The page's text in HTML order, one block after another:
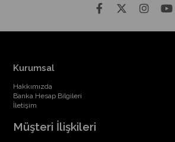
Kurumsal
Hakkımızda
Banka Hesap Bilgileri
İletişim
Müşteri İlişkileri